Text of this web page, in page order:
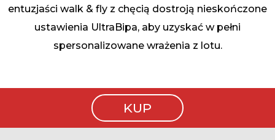
entuzjaści walk & fly z chęcią dostroją nieskończone
ustawienia UltraBipa, aby uzyskać w pełni
spersonalizowane wrażenia z lotu.
KUP